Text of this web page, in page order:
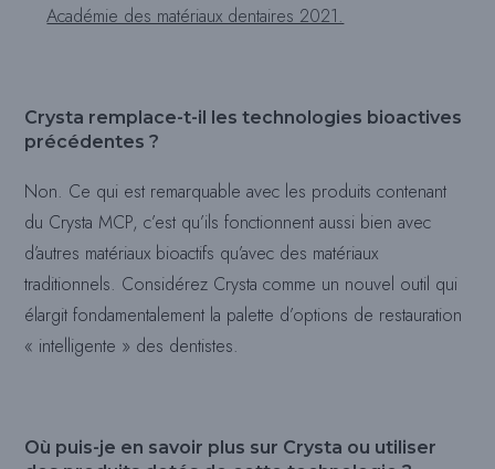
Académie des matériaux dentaires 2021.
Crysta remplace-t-il les technologies bioactives
précédentes ?
Non. Ce qui est remarquable avec les produits contenant
du Crysta MCP, c’est qu’ils fonctionnent aussi bien avec
d’autres matériaux bioactifs qu’avec des matériaux
traditionnels. Considérez Crysta comme un nouvel outil qui
élargit fondamentalement la palette d’options de restauration
« intelligente » des dentistes.
Où puis-je en savoir plus sur Crysta ou utiliser